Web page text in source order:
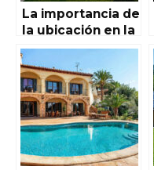
La importancia de
la ubicación en la
rentabilidad de
los inmuebles en
el mercado
inmobiliario
español